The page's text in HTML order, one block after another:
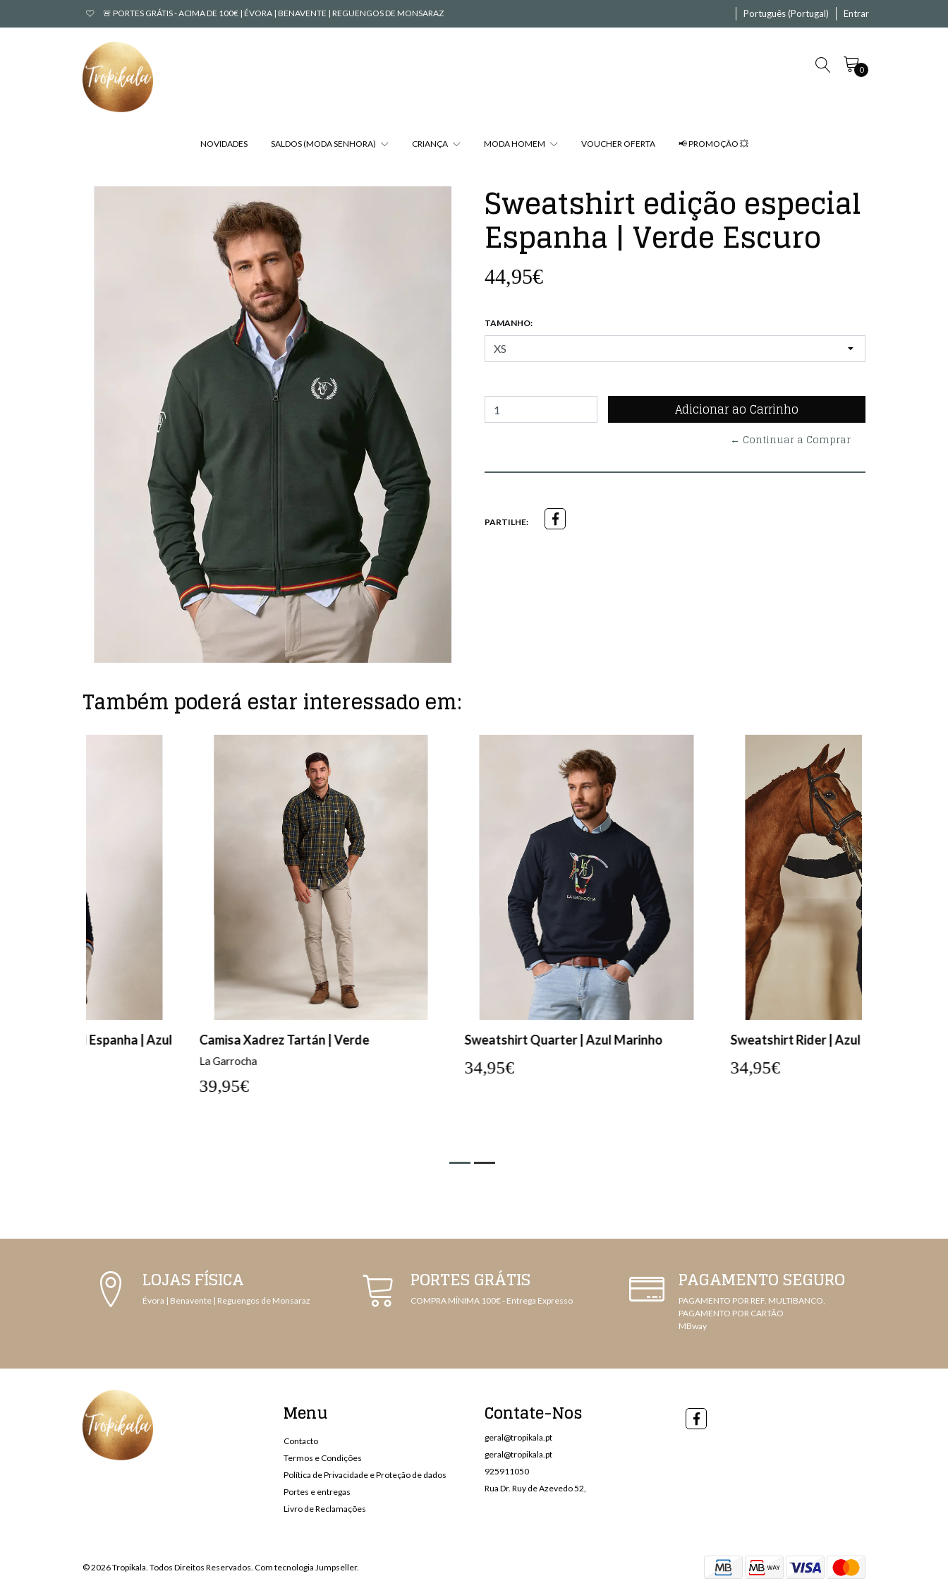
🚨 PORTES GRÁTIS - ACIMA DE 100€ | ÉVORA | BENAVENTE | REGUENGOS DE MONSARAZ Português (Portugal) Entrar
0
NOVIDADES SALDOS (MODA SENHORA) CRIANÇA MODA HOMEM VOUCHER OFERTA 📢 PROMOÇÃO 💥
Sweatshirt edição especial
Espanha | Verde Escuro
44,95€
TAMANHO:
← Continuar a Comprar
PARTILHE:
Também poderá estar interessado em:
Camisa Xadrez Tartán | Verde Sweatshirt Quarter | Azul Marinho Sweatshirt Rider | Azul Marinho
LOJAS FÍSICA
Évora | Benavente | Reguengos de Monsaraz
PORTES GRÁTIS
COMPRA MÍNIMA 100€ - Entrega Expresso
PAGAMENTO SEGURO
PAGAMENTO POR REF. MULTIBANCO,
PAGAMENTO POR CARTÃO
MBway
Menu
Contacto
Termos e Condições
Política de Privacidade e Proteção de dados
Portes e entregas
Livro de Reclamações
Contate-Nos
geral@tropikala.pt
geral@tropikala.pt
925911050
Rua Dr. Ruy de Azevedo 52,
© 2026 Tropikala. Todos Direitos Reservados. Com tecnologia Jumpseller.